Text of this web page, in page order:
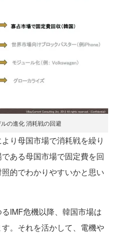
の進化 消耗戦の回避
り母国市場で消耗戦を繰り
ある母国市場で固定費を回
的でわかりやすいかと思い
IMF危機以降、韓国市場は
。それを活かして、電機や